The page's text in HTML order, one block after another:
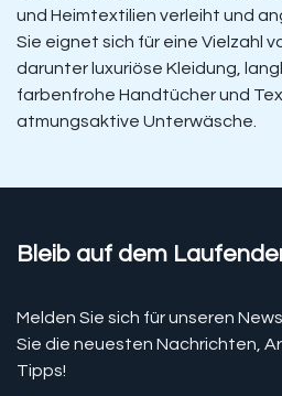
und Heimtextilien verleiht und
Sie eignet sich für eine Vielzahl
darunter luxuriöse Kleidung,
farbenfrohe Handtücher und
atmungsaktive Unterwäsche.
Bleib auf dem
Melden Sie sich für unseren
Sie die neuesten Nachrichten,
Tipps!